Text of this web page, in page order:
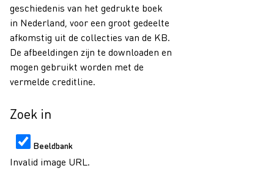
geschiedenis van het gedrukte boek
in Nederland, voor een groot gedeelte
afkomstig uit de collecties van de KB.
De afbeeldingen zijn te downloaden en
mogen gebruikt worden met de
vermelde creditline.
Zoek in
Beeldbank
Invalid image URL.